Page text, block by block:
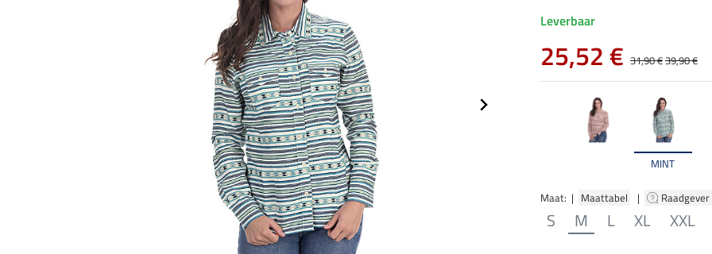
MINT
Maat: | Maattabel | Raadgever
S M L XL XXL
Leverbaar
25,52 € 31,90 €39,90 €